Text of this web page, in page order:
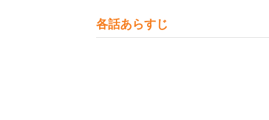
各話あらすじ